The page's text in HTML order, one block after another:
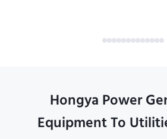
Hongya Power
Equipment To